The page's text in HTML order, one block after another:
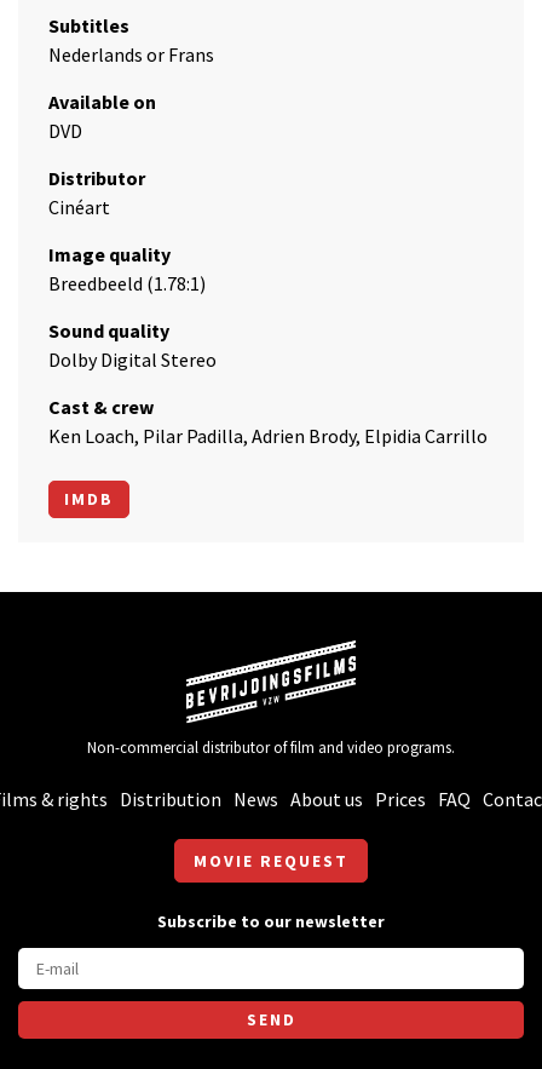
Subtitles
Nederlands or Frans
Available on
DVD
Distributor
Cinéart
Image quality
Breedbeeld (1.78:1)
Sound quality
Dolby Digital Stereo
Cast & crew
Ken Loach, Pilar Padilla, Adrien Brody, Elpidia Carrillo
IMDB
Non-commercial distributor of film and video programs.
& rights Distribution News About us Prices FAQ
MOVIE REQUEST
Subscribe to our newsletter